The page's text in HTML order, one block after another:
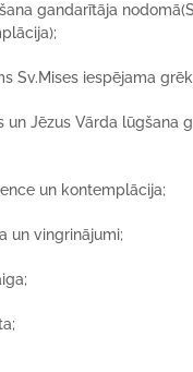
gandarītāja nodomā
Sv.Mises iespējama
un Jēzus Vārda lūgšana
un kontemplācija;
un vingrinājumi;
;
;